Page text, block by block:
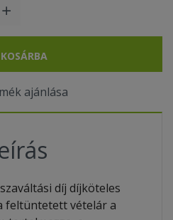
KOSÁRBA
ajánlása
díj díjköteles
feltüntetett vételár a